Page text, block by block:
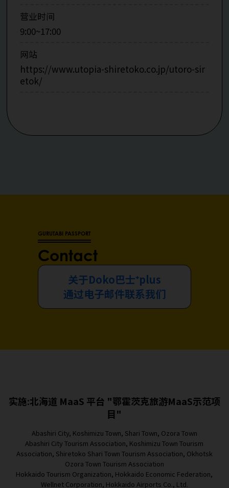
营业时间
9:00~17:00
网站
https://www.utopia-shiretoko.co.jp/utoro-sir
etok/
GURUTABI PASSPORT
Contact
关于Doko巴士⁺plus
通过电子邮件联系我们
实施:北海道 MaaS 平台 "鄂霍茨克旅游MaaS示范项
目"
Abashiri City, Koshimizu Town, Shari Town, Ozora Town
Abashiri City Tourism Association, Koshimizu Town Tourism
Association, Shiretoko Shari Town Tourism Association, Okhotsk
Ozora Town Tourism Association
Hokkaido Tourism Organization, Hokkaido Economic Federation,
Wellnet Corporation, Hokkaido Airports Co., Ltd.